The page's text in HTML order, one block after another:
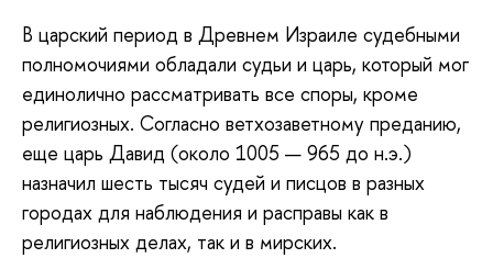
В царский период в Древнем Израиле судебными
полномочиями обладали судьи и царь, который мог
единолично рассматривать все споры, кроме
религиозных. Согласно ветхозаветному преданию,
еще царь Давид (около 1005 — 965 до н.э.)
назначил шесть тысяч судей и писцов в разных
городах для наблюдения и расправы как в
религиозных делах, так и в мирских.